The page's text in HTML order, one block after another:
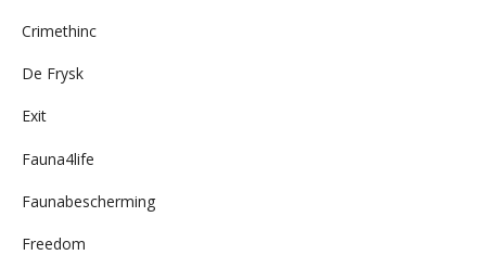
Crimethinc
De Frysk
Exit
Fauna4life
Faunabescherming
Freedom